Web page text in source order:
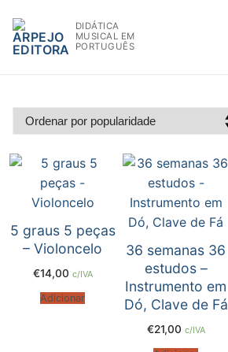
para
conteúdo
DIDÁTICA
MUSICAL EM
PORTUGUÊS
Partituras
Madeiras
Oboé
5 graus 5 peças
– Violoncelo
€14,00 c/IVA
Adicionar
36 semanas 36
estudos –
Instrumento em
Dó, Clave de Fá
€21,00 c/IVA